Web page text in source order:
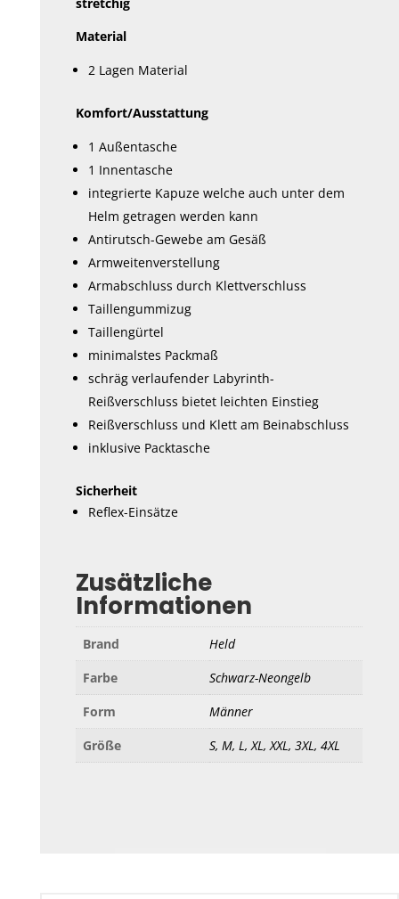
Material
2 Lagen Material
Komfort/Ausstattung
1 Außentasche
1 Innentasche
integrierte Kapuze welche auch unter dem
Helm getragen werden kann
Antirutsch-Gewebe am Gesäß
Armweitenverstellung
Armabschluss durch Klettverschluss
Taillengummizug
Taillengürtel
minimalstes Packmaß
schräg verlaufender Labyrinth-
Reißverschluss bietet leichten Einstieg
Reißverschluss und Klett am Beinabschluss
inklusive Packtasche
Sicherheit
Reflex-Einsätze
Zusätzliche
Informationen
Brand
Held
Farbe
Schwarz-Neongelb
Form
Männer
Größe
S, M, L, XL, XXL, 3XL, 4XL